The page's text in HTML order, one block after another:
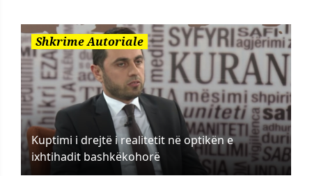
Shkrime Autoriale
Kuptimi i drejtë i realitetit në optikën e
ixhtihadit bashkëkohorë